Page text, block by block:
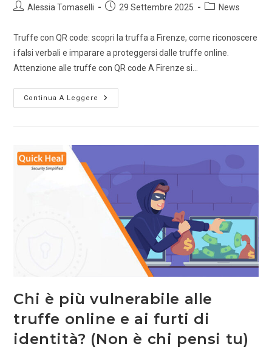
Alessia Tomaselli 29 Settembre 2025 News
Truffe con QR code: scopri la truffa a Firenze, come riconoscere
i falsi verbali e imparare a proteggersi dalle truffe online.
Attenzione alle truffe con QR code A Firenze si…
Continua A Leggere
Chi è più vulnerabile alle
truffe online e ai furti di
identità? (Non è chi pensi tu)